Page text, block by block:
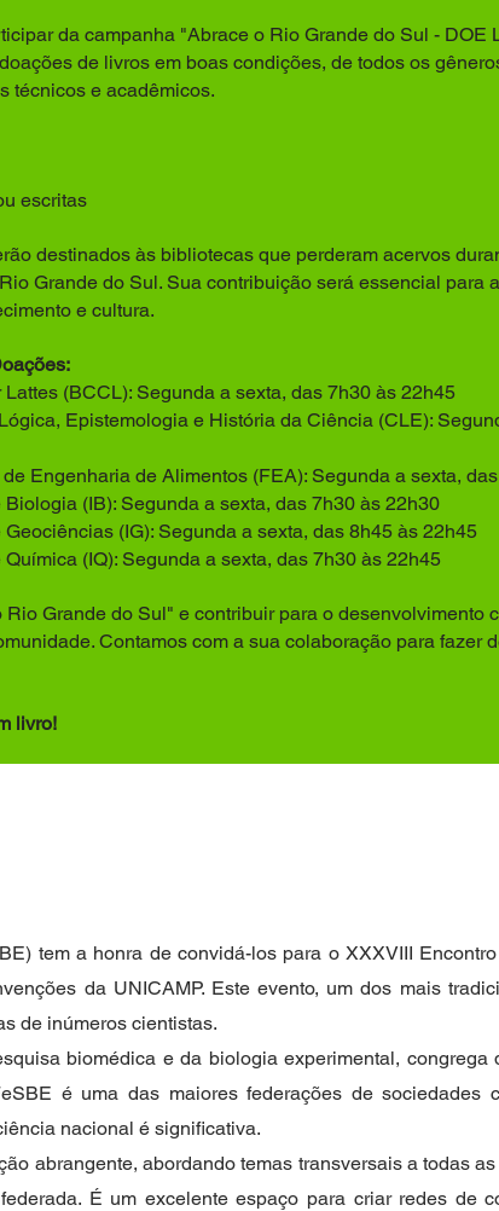
da campanha "Abrace o Rio Grande do Sul - DOE
de livros em boas condições, de todos os
técnicos e acadêmicos.
escritas
destinados às bibliotecas que perderam acervos
Grande do Sul. Sua contribuição será essencial para
e cultura.
(BCCL): Segunda a sexta, das 7h30 às 22h45
Epistemologia e História da Ciência (CLE):
Engenharia de Alimentos (FEA): Segunda a sexta,
(IB): Segunda a sexta, das 7h30 às 22h30
(IG): Segunda a sexta, das 8h45 às 22h45
(IQ): Segunda a sexta, das 7h30 às 22h45
Grande do Sul" e contribuir para o desenvolvimento
Contamos com a sua colaboração para fazer
livro!
tem a honra de convidá-los para o XXXVIII
da UNICAMP. Este evento, um dos mais
de inúmeros cientistas.
biomédica e da biologia experimental, congrega
é uma das maiores federações de sociedades
nacional é significativa.
abrangente, abordando temas transversais a todas
É um excelente espaço para criar redes de